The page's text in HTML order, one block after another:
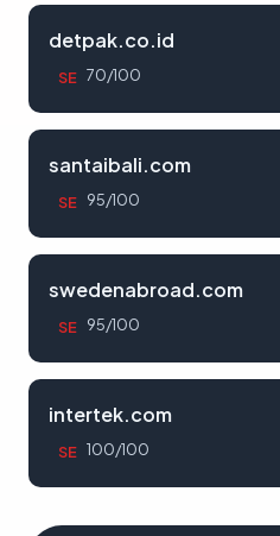
detpak.co.id
SE 70/100
santaibali.com
SE 95/100
swedenabroad.com
SE 95/100
intertek.com
SE 100/100